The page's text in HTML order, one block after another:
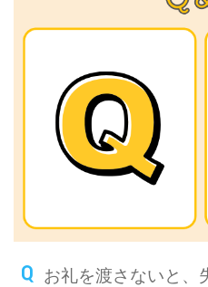
お礼を渡さないと、